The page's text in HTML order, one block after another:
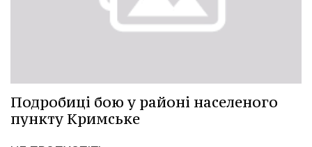
Подробиці бою у районі населеного
пункту Кримське